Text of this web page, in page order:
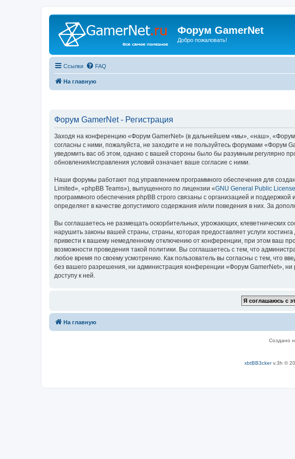
Форум GamerNet
Добро пожаловать!
Ссылки FAQ
На главную
Форум GamerNet - Регистрация
Заходя на конференцию «Форум GamerNet» (в дальнейшем «мы», «наш»,
согласны с ними, пожалуйста, не заходите и не пользуйтесь форумами «Форум
уведомить вас об этом, однако с вашей стороны было бы разумным регулярно
обновления/исправления условий означает ваше согласие с ними.
Наши форумы работают под управлением программного обеспечения для
Limited», «phpBB Teams»), выпущенного по лицензии «GNU General Public
программного обеспечения phpBB строго связаны с организацией и
определяет в качестве допустимого содержания и/или поведения в них. За
Вы соглашаетесь не размещать оскорбительных, угрожающих, клеветнических
нарушить законы вашей страны, страны, которая предоставляет услуги
привести к вашему немедленному отключению от конференции, при этом ваш
возможности проведения такой политики. Вы соглашаетесь с тем, что
любое время по своему усмотрению. Как пользователь вы согласны с тем, что
без вашего разрешения, ни администрация конференции «Форум GamerNet», ни
доступу к ней.
На главную
Создано
xbtBB3ckerv.3h ©